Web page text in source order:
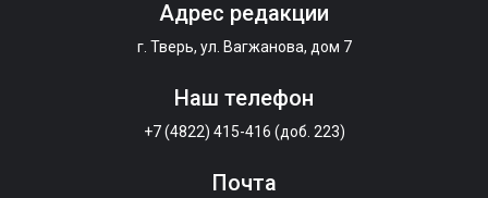
Адрес редакции
г. Тверь, ул. Вагжанова, дом 7
Наш телефон
+7 (4822) 415-416 (доб. 223)
Почта